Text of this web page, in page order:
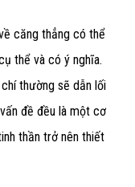
căng thẳng có thể
thể và có ý nghĩa.
thường sẽ dẫn lối
đề đều là một cơ
thần trở nên thiết